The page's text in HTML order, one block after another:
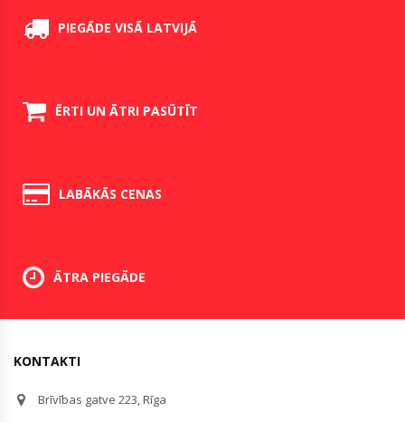
PIEGĀDE VISĀ LATVIJĀ
ĒRTI UN ĀTRI PASŪTĪT
LABĀKĀS CENAS
ĀTRA PIEGĀDE
KONTAKTI
Brīvības gatve 223, Rīga